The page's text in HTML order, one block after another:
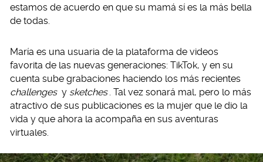
estamos de acuerdo en que su mamá sí es la más bella
de todas.
María es una usuaria de la plataforma de videos
favorita de las nuevas generaciones: TikTok, y en su
cuenta sube grabaciones haciendo los más recientes
challenges y sketches . Tal vez sonará mal, pero lo más
atractivo de sus publicaciones es la mujer que le dio la
vida y que ahora la acompaña en sus aventuras
virtuales.